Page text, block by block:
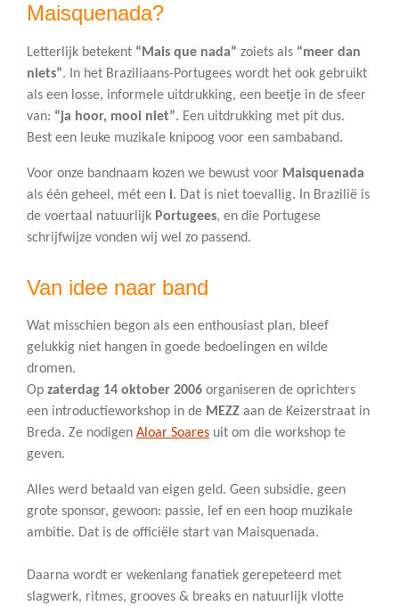
Maisquenada?
Letterlijk betekent “Mais que nada” zoiets als “meer dan
niets”. In het Braziliaans-Portugees wordt het ook gebruikt
als een losse, informele uitdrukking, een beetje in de sfeer
van: “ja hoor, mooi niet”. Een uitdrukking met pit dus.
Best een leuke muzikale knipoog voor een sambaband.
Voor onze bandnaam kozen we bewust voor Maisquenada
als één geheel, mét een i. Dat is niet toevallig. In Brazilië is
de voertaal natuurlijk Portugees, en die Portugese
schrijfwijze vonden wij wel zo passend.
Van idee naar band
Wat misschien begon als een enthousiast plan, bleef
gelukkig niet hangen in goede bedoelingen en wilde
dromen.
Op zaterdag 14 oktober 2006 organiseren de oprichters
een introductieworkshop in de MEZZ aan de Keizerstraat in
Breda. Ze nodigen Aloar Soares uit om die workshop te
geven.
Alles werd betaald van eigen geld. Geen subsidie, geen
grote sponsor, gewoon: passie, lef en een hoop muzikale
ambitie. Dat is de officiële start van Maisquenada.
Daarna wordt er wekenlang fanatiek gerepeteerd met
slagwerk, ritmes, grooves & breaks en natuurlijk vlotte